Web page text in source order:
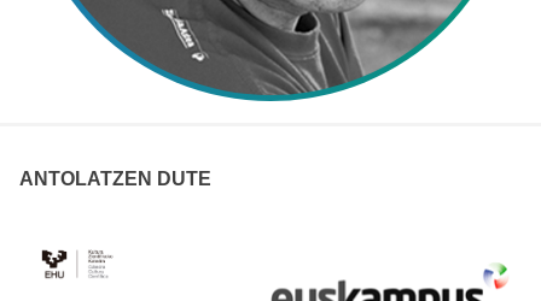
ANTOLATZEN DUTE